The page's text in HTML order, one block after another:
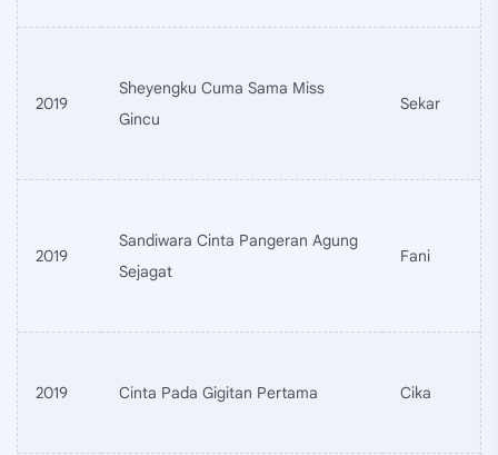
2019
Sheyengku Cuma Sama Miss
Gincu
Sekar
2019
Sandiwara Cinta Pangeran Agung
Sejagat
Fani
2019 Cinta Pada Gigitan Pertama Cika